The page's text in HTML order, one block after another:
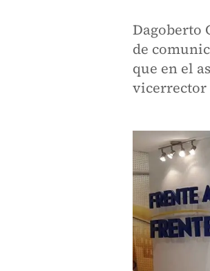
Dagoberto
de
que en el
vicerrector